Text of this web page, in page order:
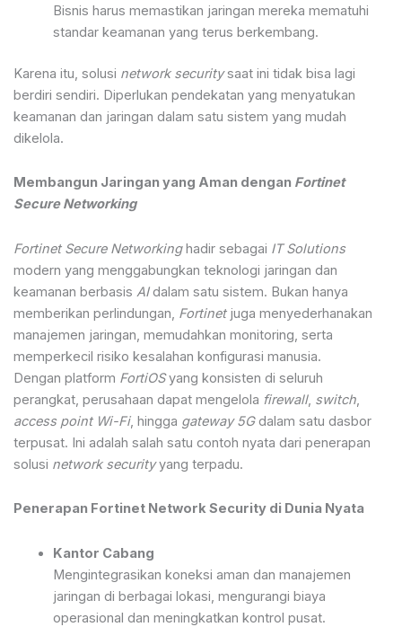
Bisnis harus memastikan jaringan mereka mematuhi
standar keamanan yang terus berkembang.
Karena itu, solusi network securitysaat ini tidak bisa lagi
berdiri sendiri. Diperlukan pendekatan yang menyatukan
keamanan dan jaringan dalam satu sistem yang mudah
dikelola.
Membangun Jaringan yang Aman dengan Fortinet
Secure Networking
Fortinet Secure Networkinghadir sebagai IT Solutions
modern yang menggabungkan teknologi jaringan dan
keamanan berbasis AIdalam satu sistem. Bukan hanya
memberikan perlindungan, Fortinetjuga menyederhanakan
manajemen jaringan, memudahkan monitoring, serta
memperkecil risiko kesalahan konfigurasi manusia.
Dengan platform FortiOSyang konsisten di seluruh
perangkat, perusahaan dapat mengelola firewall, switch,
access point Wi-Fi, hingga gateway 5Gdalam satu dasbor
terpusat. Ini adalah salah satu contoh nyata dari penerapan
solusi network securityyang terpadu.
Penerapan Fortinet Network Security di Dunia Nyata
Kantor Cabang
Mengintegrasikan koneksi aman dan manajemen
jaringan di berbagai lokasi, mengurangi biaya
operasional dan meningkatkan kontrol pusat.